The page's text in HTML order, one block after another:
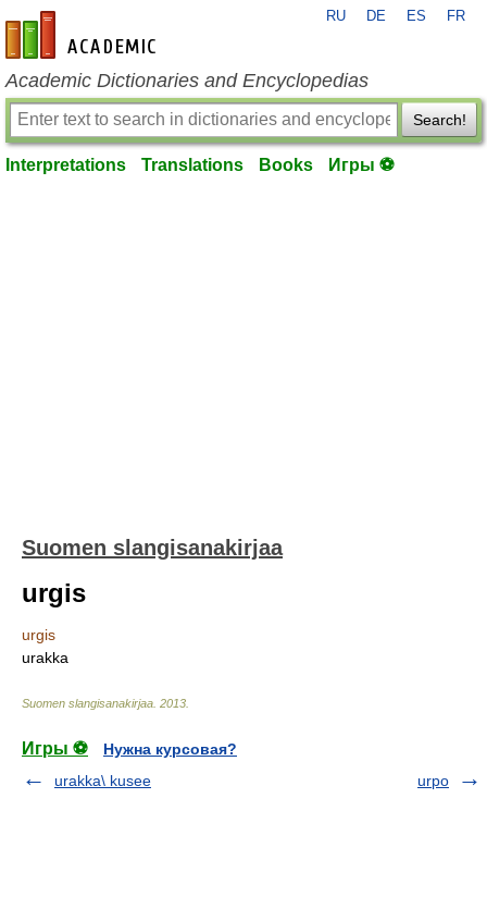
en-academic.com
RU DE ES FR
Academic Dictionaries and Encyclopedias
Search!
Interpretations Translations Books Игры ⚽
Suomen slangisanakirjaa
urgis
urgis
urakka
Suomen slangisanakirjaa 2013
Игры ⚽
Нужна курсовая?
urakka\ kusee
urpo